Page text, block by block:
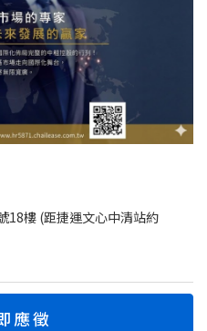
18樓 (距捷運文心中清站約
應徵